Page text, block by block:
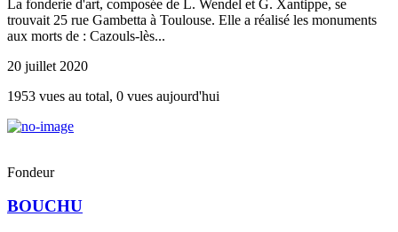
La fonderie d'art, composée de L. Wendel et G. Xantippe, se
trouvait 25 rue Gambetta à Toulouse. Elle a réalisé les monuments
aux morts de : Cazouls-lès...
20 juillet 2020
1953 vues au total, 0 vues aujourd'hui
Fondeur
BOUCHU